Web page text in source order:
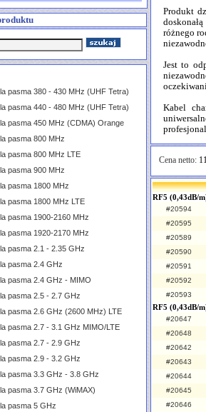
pasma 380 - 430 MHz (UHF Tetra)
pasma 440 - 480 MHz (UHF Tetra)
pasma 450 MHz (CDMA) Orange
pasma 800 MHz
pasma 800 MHz LTE
pasma 900 MHz
pasma 1800 MHz
pasma 1800 MHz LTE
pasma 1900-2160 MHz
pasma 1920-2170 MHz
pasma 2.1 - 2.35 GHz
pasma 2.4 GHz
pasma 2.4 GHz - MIMO
pasma 2.5 - 2.7 GHz
pasma 2.6 GHz (2600 MHz) LTE
pasma 2.7 - 3.1 GHz MIMO/LTE
pasma 2.7 - 2.9 GHz
pasma 2.9 - 3.2 GHz
pasma 3.3 GHz - 3.8 GHz
pasma 3.7 GHz (WiMAX)
pasma 5 GHz
Produkt
różnego
Jest to
Kabel
Cena netto:
RF5 (0,43dB/
#20594
#20595
#20589
#20590
#20591
#20592
#20593
RF5 (0,43dB/
#20647
#20648
#20642
#20643
#20644
#20645
#20646